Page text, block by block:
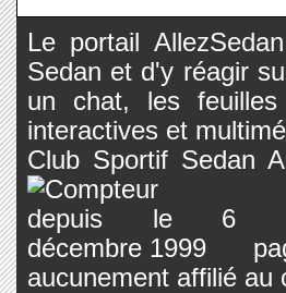
Le portail
Sedan et d'y réagir
un chat, les
interactives et
Club Sportif Sedan
aucunement affilié au